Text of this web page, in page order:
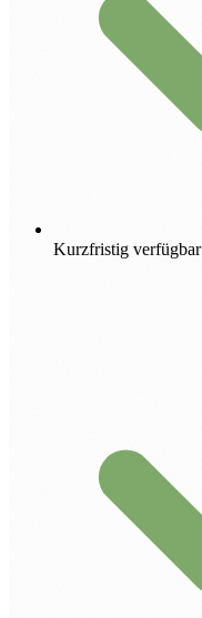
Kurzfristig verfügbar